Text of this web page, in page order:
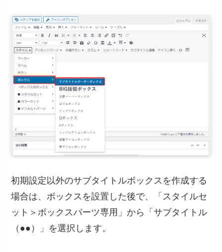
初期設定以外のサブタイトルボックスを作成する
場合は、ボックスを設置した後で、「スタイルセ
ット＞ボックスパーツ専用」から「サブタイトル
（●●）」を選択します。